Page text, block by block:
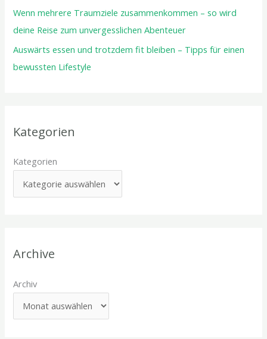
Wenn mehrere Traumziele zusammenkommen – so wird
deine Reise zum unvergesslichen Abenteuer
Auswärts essen und trotzdem fit bleiben – Tipps für einen
bewussten Lifestyle
Kategorien
Kategorien
Archive
Archiv